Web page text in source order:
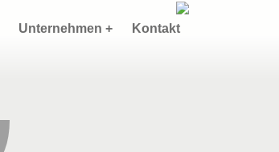
Unternehmen + Kontakt